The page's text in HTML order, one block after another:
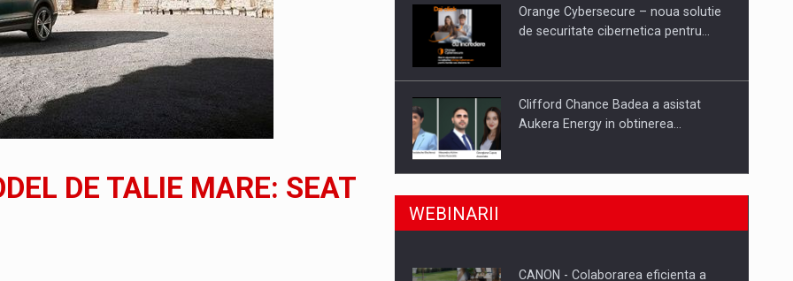
ON THE INTERNATIONAL BUSINESS SCENE
DIGITALIZED WHOLESALER IN ROMANIA
a Pall-Ex, liderul pietei de transport paletizat din Romania, preiau compania intr-o tranzactie de peste 25…
DE TALIE MARE: SEAT
Orange Cybersecure – noua solutie
de securitate cibernetica pentru…
Clifford Chance Badea a asistat
Aukera Energy in obtinerea…
SAPTE PERSONALITATI DIN MEDIUL
WEBINARII
CANON - Colaborarea eficienta a